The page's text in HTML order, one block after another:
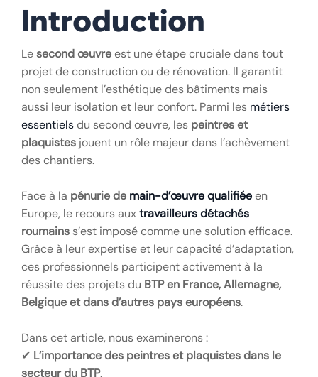
Introduction
Lesecond œuvreest une étape cruciale dans tout
projet de construction ou de rénovation. Il garantit
non seulement l’esthétique des bâtiments mais
aussi leur isolation et leur confort. Parmi les métiers
essentielsdu second œuvre, les peintres et
plaquistes jouent un rôle majeur dans l’achèvement
des chantiers.
Face à la pénurie de main-d’œuvre qualifiéeen
Europe, le recours auxtravailleurs détachés
roumains s’est imposé comme une solution efficace.
Grâce à leur expertise et leur capacité d’adaptation,
ces professionnels participent activement à la
réussite des projets du BTP en France, Allemagne,
Belgique et dans d’autres pays européens.
Dans cet article, nous examinerons :
✔ L’importance des peintres et plaquistes dans le
secteur du BTP.